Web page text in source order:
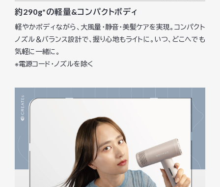
約290g*の軽量&コンパクトボディ
軽やかボディながら、大風量・静音・美髪ケアを実現。コンパクト
ノズル＆バランス設計で、握り心地もライトに。いつ、どこへでも
気軽に一緒に。
※電源コード・ノズルを除く